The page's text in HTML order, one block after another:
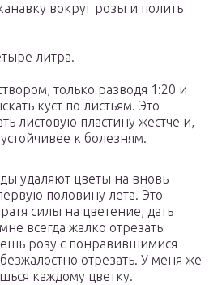
вокруг розы и полить
литра.
только разводя 1:20 и
куст по листьям. Это
листовую пластину жестче и,
к болезням.
удаляют цветы на вновь
половину лета. Это
силы на цветение, дать
всегда жалко отрезать
розу с понравившимися
отрезать. У меня же
каждому цветку.